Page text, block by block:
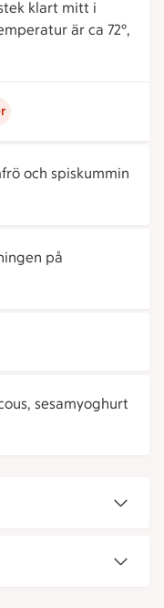
klart mitt i
är ca 72°,
och spiskummin
på
sesamyoghurt